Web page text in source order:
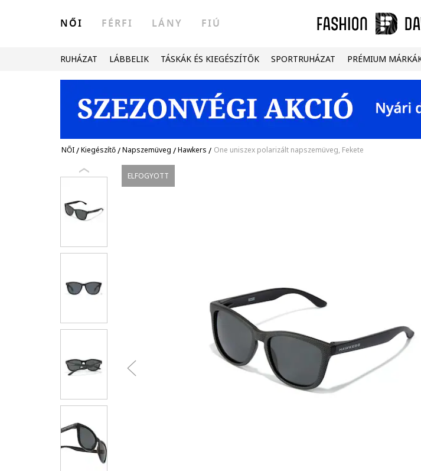
NŐI FÉRFI LÁNY FIÚ
RUHÁZAT LÁBBELIK TÁSKÁK ÉS KIEGÉSZÍTŐK SPORTRUHÁZAT PRÉMIUM
NŐI/Kiegészítő/Napszemüveg /Hawkers / One uniszex polarizált napszemüveg, Fekete
ELFOGYOTT